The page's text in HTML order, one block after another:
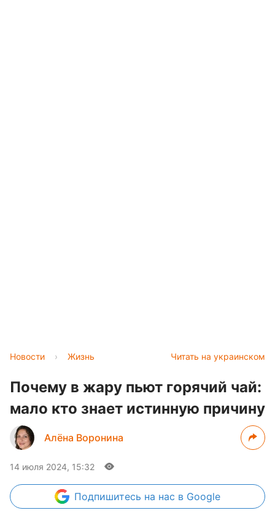
Читать на украинском
Новости › Жизнь
Почему в жару пьют горячий чай:
мало кто знает истинную причину
Алёна Воронина
14 июля 2024, 15:32
Подпишитесь на нас в Google